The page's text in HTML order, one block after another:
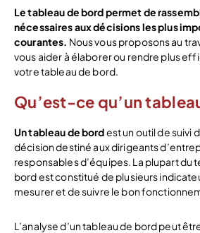
Le tableau de bord permet de
nécessaires aux décisions les plus
courantes. Nous vous proposons au
vous aider à élaborer ou rendre plus
votre tableau de bord.
Qu’est-ce qu’un
Un tableau de bordest un outil de suivi
décision destiné aux dirigeants
responsables d’équipes. La plupart du
bord est constitué de plusieurs
mesurer et de suivre le bon
L’analyse d’un tableau de bord peut